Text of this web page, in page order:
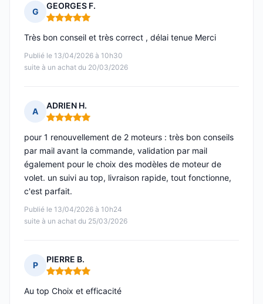
G
GEORGES F.
Note : 5 sur 5
Publié le 13/04/2026 à 10h30
suite à un achat du 20/03/2026
Très bon conseil et très correct , délai tenue Merci
A
ADRIEN H.
Note : 5 sur 5
Publié le 13/04/2026 à 10h24
suite à un achat du 25/03/2026
pour 1 renouvellement de 2 moteurs : très bon conseils
par mail avant la commande, validation par mail
également pour le choix des modèles de moteur de
volet. un suivi au top, livraison rapide, tout fonctionne,
c'est parfait.
P
PIERRE B.
Note : 5 sur 5
Au top Choix et efficacité